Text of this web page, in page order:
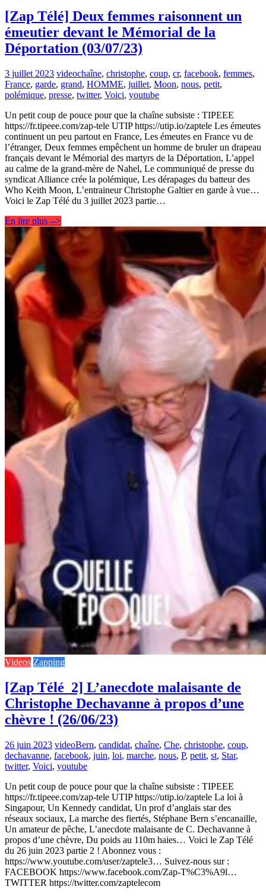
[Zap Télé] Deux femmes raisonnent un
émeutier devant le Mémorial de la
Déportation (03/07/23)
3 juillet 2023 videochaîne, christophe, coup, cr, facebook, femmes,
France, garde, grand, HOMME, juillet, Moon, nous, petit,
polémique, presse, twitter, Voici, youtube
Un petit coup de pouce pour que la chaîne subsiste : TIPEEE
https://fr.tipeee.com/zap-tele UTIP https://utip.io/zaptele Les émeutes
continuent un peu partout en France, Les émeutes en France vu de
l’étranger, Deux femmes empêchent un homme de bruler un drapeau
français devant le Mémorial des martyrs de la Déportation, L’appel
au calme de la grand-mère de Nahel, Le communiqué de presse du
syndicat Alliance crée la polémique, Les dérapages du batteur des
Who Keith Moon, L’entraineur Christophe Galtier en garde à vue…
Voici le Zap Télé du 3 juillet 2023 partie…
En lire plus -->
Videos Zapping
[Zap Télé_2] L’anecdote malaisante de
Christophe Dechavanne à propos d’une
chèvre ! (26/06/23)
26 juin 2023 videoBern, candidat, chaîne, Che, christophe, coup,
dechavanne, facebook, juin, loi, marche, nous, P, petit, st, Star,
twitter, Voici, youtube
Un petit coup de pouce pour que la chaîne subsiste : TIPEEE
https://fr.tipeee.com/zap-tele UTIP https://utip.io/zaptele La loi à
Singapour, Un Kennedy candidat, Un prof d’anglais star des
réseaux sociaux, La marche des fiertés, Stéphane Bern s’encanaille,
Un amateur de pêche, L’anecdote malaisante de C. Dechavanne à
propos d’une chèvre, Du poids au 110m haies… Voici le Zap Télé
du 26 juin 2023 partie 2 ! Abonnez vous :
https://www.youtube.com/user/zaptele3… Suivez-nous sur :
FACEBOOK https://www.facebook.com/Zap-T%C3%A9l…
TWITTER https://twitter.com/zaptelecom